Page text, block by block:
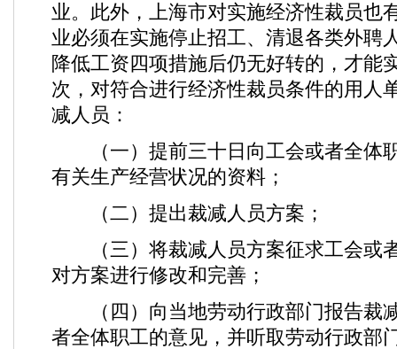
业。此外，上海市对实施经济性裁员也
业必须在实施停止招工、清退各类外聘
降低工资四项措施后仍无好转的，才能
次，对符合进行经济性裁员条件的用人
减人员：
（一）提前三十日向工会或者全体
有关生产经营状况的资料；
（二）提出裁减人员方案；
（三）将裁减人员方案征求工会或
对方案进行修改和完善；
（四）向当地劳动行政部门报告裁
者全体职工的意见，并听取劳动行政部